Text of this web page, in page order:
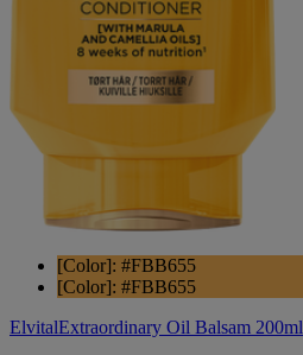
[Color]: #FBB655
[Color]: #FBB655
ElvitalExtraordinary Oil Balsam 200ml